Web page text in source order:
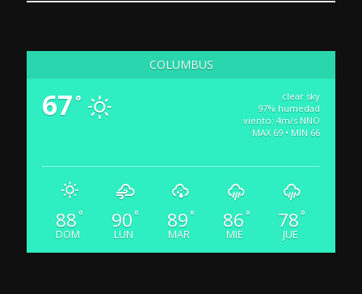
COLUMBUS
67 °
clear sky
97% humedad
viento: 4m/s NNO
MAX 69 • MIN 66
88 °
DOM
90 °
LUN
89 °
MAR
86 °
MIE
78 °
JUE